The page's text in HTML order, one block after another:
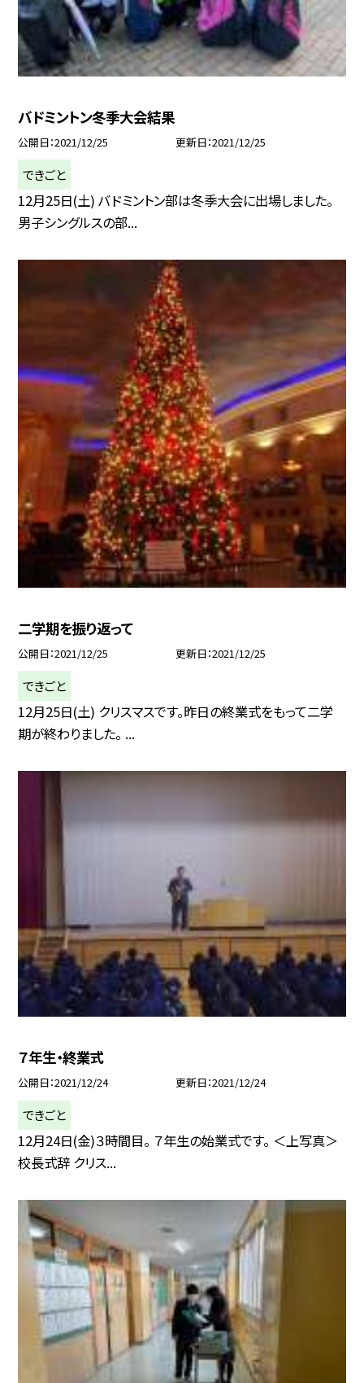
バドミントン冬季大会結果
公開日 2021/12/25 更新日 2021/12/25
できごと
12月25日(土) バドミントン部は冬季大会に出場しました。
男子シングルスの部...
二学期を振り返って
公開日 2021/12/25 更新日 2021/12/25
できごと
12月25日(土) クリスマスです。昨日の終業式をもって二学
期が終わりました。 ...
７年生・終業式
公開日 2021/12/24 更新日 2021/12/24
できごと
12月24日(金)３時間目。 ７年生の始業式です。 ＜上写真＞
校長式辞 クリス...